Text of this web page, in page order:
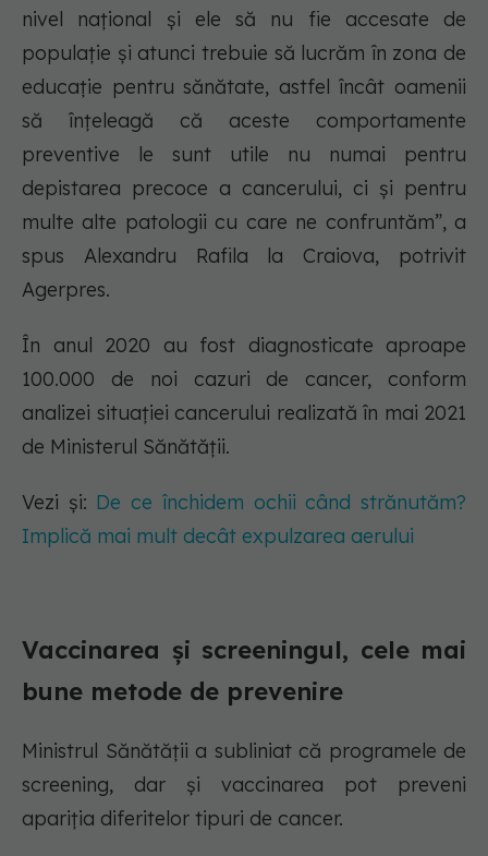
nivel naţional şi ele să nu fie accesate de
populaţie şi atunci trebuie să lucrăm în zona de
educaţie pentru sănătate, astfel încât oamenii
să înţeleagă că aceste comportamente
preventive le sunt utile nu numai pentru
depistarea precoce a cancerului, ci şi pentru
multe alte patologii cu care ne confruntăm”, a
spus Alexandru Rafila la Craiova, potrivit
Agerpres.
În anul 2020 au fost diagnosticate aproape
100.000 de noi cazuri de cancer, conform
analizei situaţiei cancerului realizată în mai 2021
de Ministerul Sănătăţii.
Vezi și: De ce închidem ochii când strănutăm?
Implică mai mult decât expulzarea aerului
Vaccinarea și screeningul, cele mai
bune metode de prevenire
Ministrul Sănătății a subliniat că programele de
screening, dar şi vaccinarea pot preveni
apariția diferitelor tipuri de cancer.